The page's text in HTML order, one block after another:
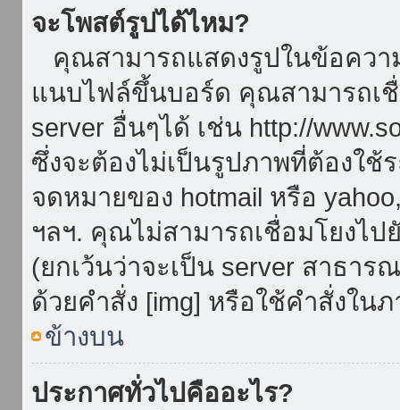
จะโพสต์รูปได้ไหม?
คุณสามารถแสดงรูปในข้อคว
แนบไฟล์ขึ้นบอร์ด คุณสามารถเชื่
server อื่นๆได้ เช่น http://
ซึ่งจะต้องไม่เป็นรูปภาพที่ต้องใ
จดหมายของ hotmail หรือ
ฯลฯ. คุณไม่สามารถเชื่อมโยงไ
(ยกเว้นว่าจะเป็น server สาธาร
ด้วยคำสั่ง [img] หรือใช้คำสั่งใ
ข้างบน
ประกาศทั่วไปคืออะไร?